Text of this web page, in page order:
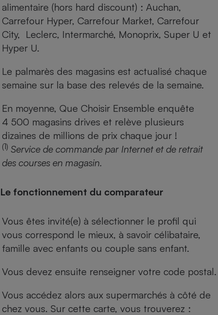
alimentaire (hors hard discount) : Auchan,
Carrefour Hyper, Carrefour Market, Carrefour
City, Leclerc, Intermarché, Monoprix, Super U et
Hyper U.
Le palmarès des magasins est actualisé chaque
semaine sur la base des relevés de la semaine.
En moyenne, Que Choisir Ensemble enquête
4 500 magasins drives et relève plusieurs
dizaines de millions de prix chaque jour !
(1) Service de commande par Internet et de retrait
des courses en magasin.
Le fonctionnement du comparateur
Vous êtes invité(e) à sélectionner le profil qui
vous correspond le mieux, à savoir célibataire,
famille avec enfants ou couple sans enfant.
Vous devez ensuite renseigner votre code postal.
Vous accédez alors aux supermarchés à côté de
chez vous. Sur cette carte, vous trouverez :